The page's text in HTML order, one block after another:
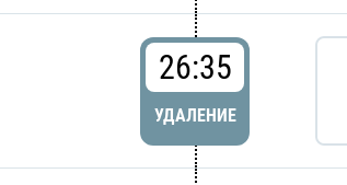
26:35
УДАЛЕНИЕ